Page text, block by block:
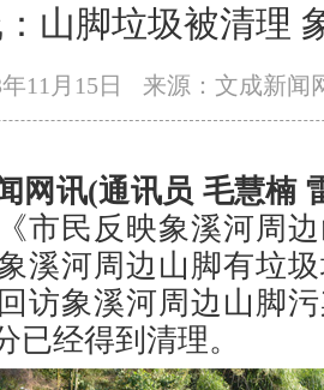
山脚垃圾被清理
11月15日 来源：文成新闻
网讯(通讯员 毛慧楠
市民反映象溪河周
溪河周边山脚有垃
访象溪河周边山脚
已经得到清理。